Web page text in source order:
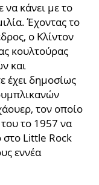
να κάνει με το
Έχοντας το
ο Κλίντον
κουλτούρας
και
έχει δημοσίως
τον οποίο
το 1957 να
στο Little Rock
εννέα